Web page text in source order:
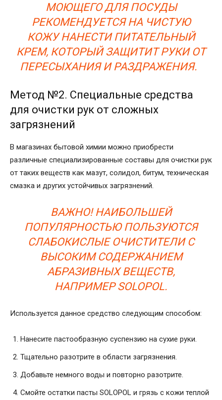
МОЮЩЕГО ДЛЯ ПОСУДЫ
РЕКОМЕНДУЕТСЯ НА ЧИСТУЮ
КОЖУ НАНЕСТИ ПИТАТЕЛЬНЫЙ
КРЕМ, КОТОРЫЙ ЗАЩИТИТ РУКИ ОТ
ПЕРЕСЫХАНИЯ И РАЗДРАЖЕНИЯ.
Метод №2. Специальные средства
для очистки рук от сложных
загрязнений
В магазинах бытовой химии можно приобрести
различные специализированные составы для очистки рук
от таких веществ как мазут, солидол, битум, техническая
смазка и других устойчивых загрязнений.
ВАЖНО! НАИБОЛЬШЕЙ
ПОПУЛЯРНОСТЬЮ ПОЛЬЗУЮТСЯ
СЛАБОКИСЛЫЕ ОЧИСТИТЕЛИ С
ВЫСОКИМ СОДЕРЖАНИЕМ
АБРАЗИВНЫХ ВЕЩЕСТВ,
НАПРИМЕР SOLOPOL.
Используется данное средство следующим способом:
Нанесите пастообразную суспензию на сухие руки.
Тщательно разотрите в области загрязнения.
Добавьте немного воды и повторно разотрите.
Смойте остатки пасты SOLOPOL и грязь с кожи теплой